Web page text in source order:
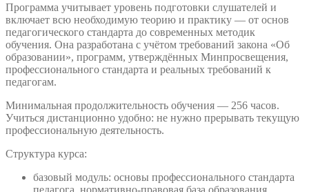
Программа учитывает уровень подготовки слушателей и
включает всю необходимую теорию и практику — от основ
педагогического стандарта до современных методик
обучения. Она разработана с учётом требований закона «Об
образовании», программ, утверждённых Минпросвещения,
профессионального стандарта и реальных требований к
педагогам.
Минимальная продолжительность обучения — 256 часов.
Учиться дистанционно удобно: не нужно прерывать текущую
профессиональную деятельность.
Структура курса:
базовый модуль: основы профессионального стандарта
педагога, нормативно-правовая база образования,